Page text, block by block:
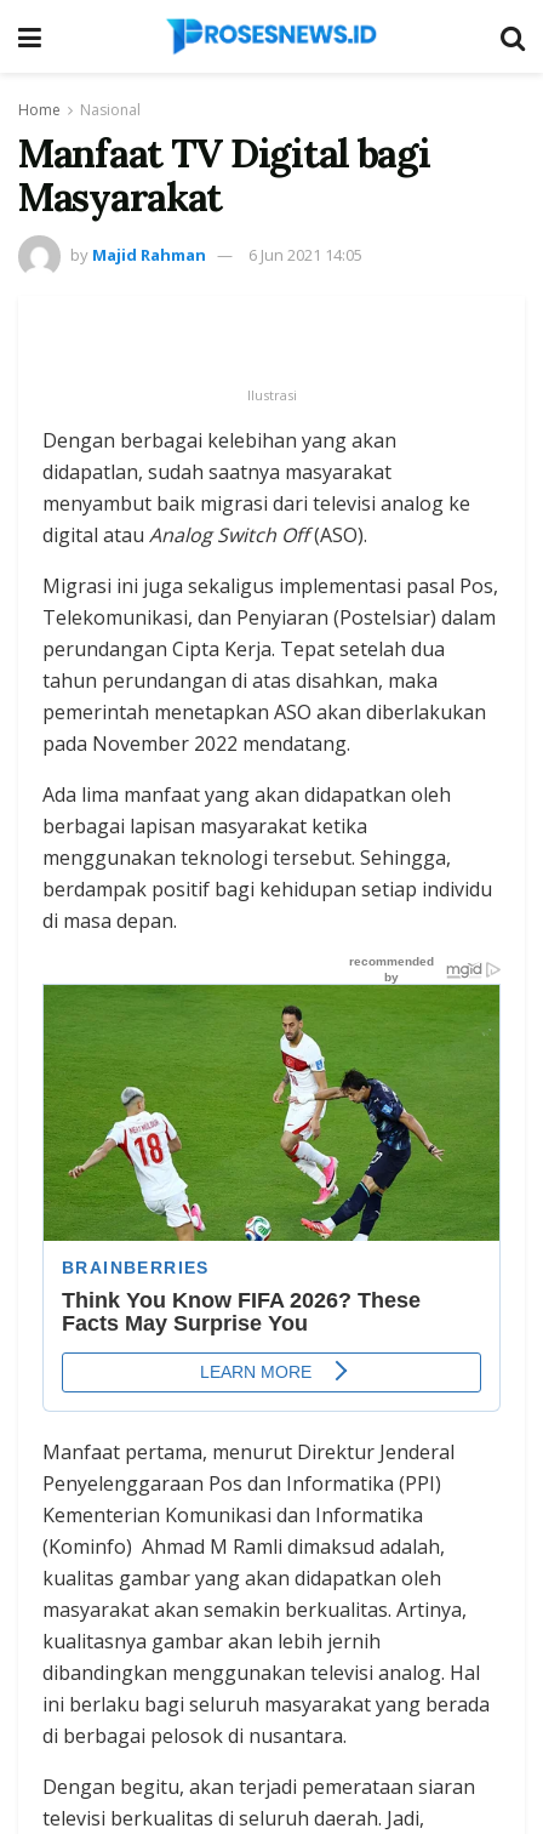
Home Nasional
Manfaat TV Digital bagi
Masyarakat
by Majid Rahman 6 Jun 2021 14:05
Ilustrasi
Dengan berbagai kelebihan yang akan
didapatlan, sudah saatnya masyarakat
menyambut baik migrasi dari televisi analog ke
digital atau Analog Switch Off(ASO).
Migrasi ini juga sekaligus implementasi pasal Pos,
Telekomunikasi, dan Penyiaran (Postelsiar) dalam
perundangan Cipta Kerja. Tepat setelah dua
tahun perundangan di atas disahkan, maka
pemerintah menetapkan ASO akan diberlakukan
pada November 2022 mendatang.
Ada lima manfaat yang akan didapatkan oleh
berbagai lapisan masyarakat ketika
menggunakan teknologi tersebut. Sehingga,
berdampak positif bagi kehidupan setiap individu
di masa depan.
Manfaat pertama, menurut Direktur Jenderal
Penyelenggaraan Pos dan Informatika (PPI)
Kementerian Komunikasi dan Informatika
(Kominfo) Ahmad M Ramli dimaksud adalah,
kualitas gambar yang akan didapatkan oleh
masyarakat akan semakin berkualitas. Artinya,
kualitasnya gambar akan lebih jernih
dibandingkan menggunakan televisi analog. Hal
ini berlaku bagi seluruh masyarakat yang berada
di berbagai pelosok di nusantara.
Dengan begitu, akan terjadi pemerataan siaran
televisi berkualitas di seluruh daerah. Jadi,